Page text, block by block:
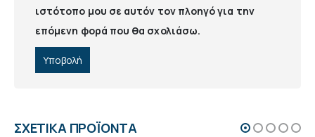
ιστότοπο μου σε αυτόν τον πλοηγό για την
επόμενη φορά που θα σχολιάσω.
ΣΧΕΤΙΚΆ ΠΡΟΪΌΝΤΑ